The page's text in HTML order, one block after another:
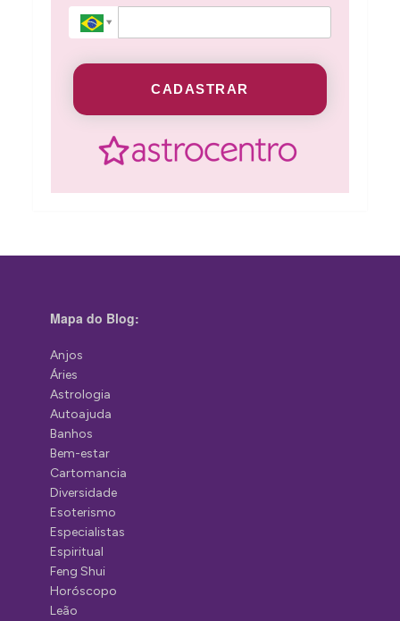
CADASTRAR
Mapa do Blog:
Anjos
Áries
Astrologia
Autoajuda
Banhos
Bem-estar
Cartomancia
Diversidade
Esoterismo
Especialistas
Espiritual
Feng Shui
Horóscopo
Leão